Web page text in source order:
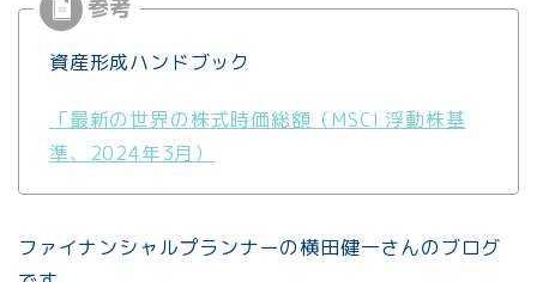
資産形成ハンドブック
「最新の世界の株式時価総額（MSCI 浮動株基
準、2024年3月）
ファイナンシャルプランナーの横田健一さんのブログ